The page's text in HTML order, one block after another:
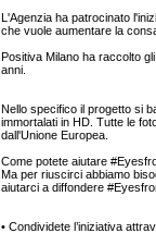
L'Agenzia ha patrocinato
che vuole aumentare la
Positiva Milano ha raccolto
anni.
Nello specifico il progetto si
immortalati in HD. Tutte le
dall'Unione Europea.
Come potete aiutare
Ma per riuscirci abbiamo
aiutarci a diffondere
• Condividete l’iniziativa